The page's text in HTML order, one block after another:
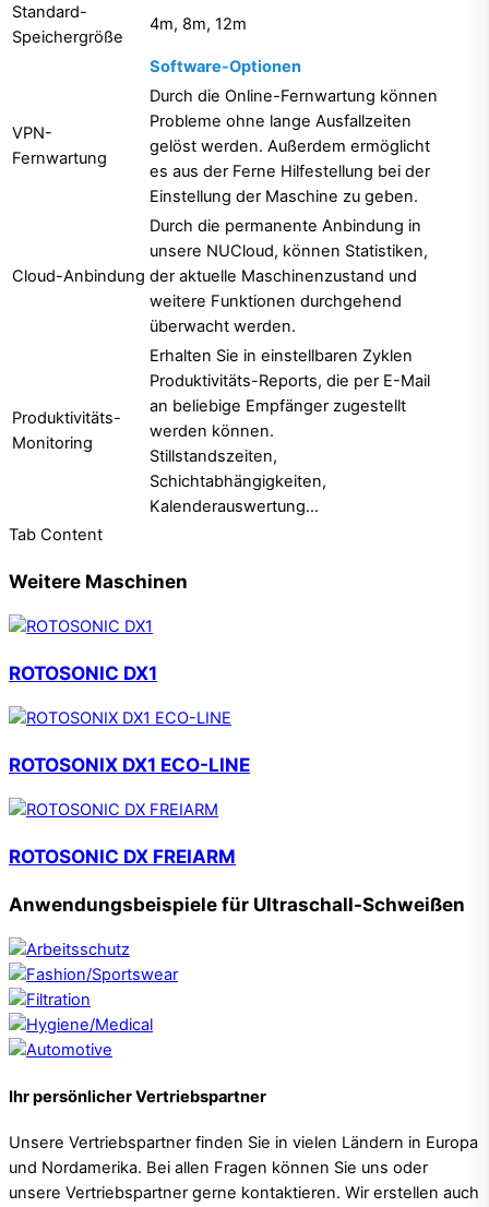
Standard-
Speichergröße
4m, 8m, 12m
Software-Optionen
VPN-
Fernwartung
Durch die Online-Fernwartung können
Probleme ohne lange Ausfallzeiten
gelöst werden. Außerdem ermöglicht
es aus der Ferne Hilfestellung bei der
Einstellung der Maschine zu geben.
Cloud-Anbindung
Durch die permanente Anbindung in
unsere NUCloud, können Statistiken,
der aktuelle Maschinenzustand und
weitere Funktionen durchgehend
überwacht werden.
Produktivitäts-
Monitoring
Erhalten Sie in einstellbaren Zyklen
Produktivitäts-Reports, die per E-Mail
an beliebige Empfänger zugestellt
werden können.
Stillstandszeiten,
Schichtabhängigkeiten,
Kalenderauswertung…
Tab Content
Weitere Maschinen
ROTOSONIC DX1
ROTOSONIX DX1 ECO-LINE
ROTOSONIC DX FREIARM
Anwendungsbeispiele für Ultraschall-Schweißen
Ihr persönlicher Vertriebspartner
Unsere Vertriebspartner finden Sie in vielen Ländern in Europa
und Nordamerika. Bei allen Fragen können Sie uns oder
unsere Vertriebspartner gerne kontaktieren. Wir erstellen auch